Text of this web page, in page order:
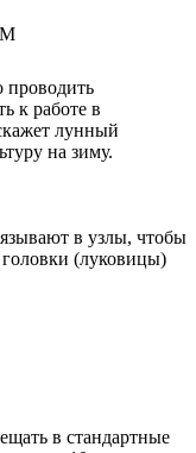
проводить
к работе в
лунный
на зиму.
в узлы, чтобы
(луковицы)
в стандартные